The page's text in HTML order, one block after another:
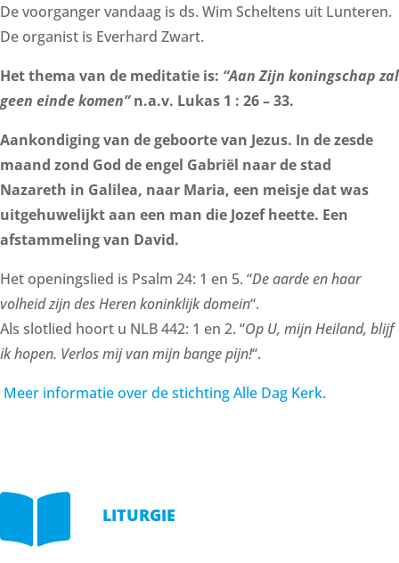
De voorganger vandaag is ds. Wim Scheltens uit Lunteren.
De organist is Everhard Zwart.
Het thema van de meditatie is: “Aan Zijn koningschap zal
geen einde komen”n.a.v. Lukas 1 : 26 – 33.
Aankondiging van de geboorte van Jezus. In de zesde
maand zond God de engel Gabriël naar de stad
Nazareth in Galilea, naar Maria, een meisje dat was
uitgehuwelijkt aan een man die Jozef heette. Een
afstammeling van David.
Het openingslied is Psalm 24: 1 en 5. “De aarde en haar
volheid zijn des Heren koninklijk domein“.
Als slotlied hoort u NLB 442: 1 en 2. “Op U, mijn Heiland, blijf
ik hopen. Verlos mij van mijn bange pijn!“.
Meer informatie over de stichting Alle Dag Kerk.
 LITURGIE